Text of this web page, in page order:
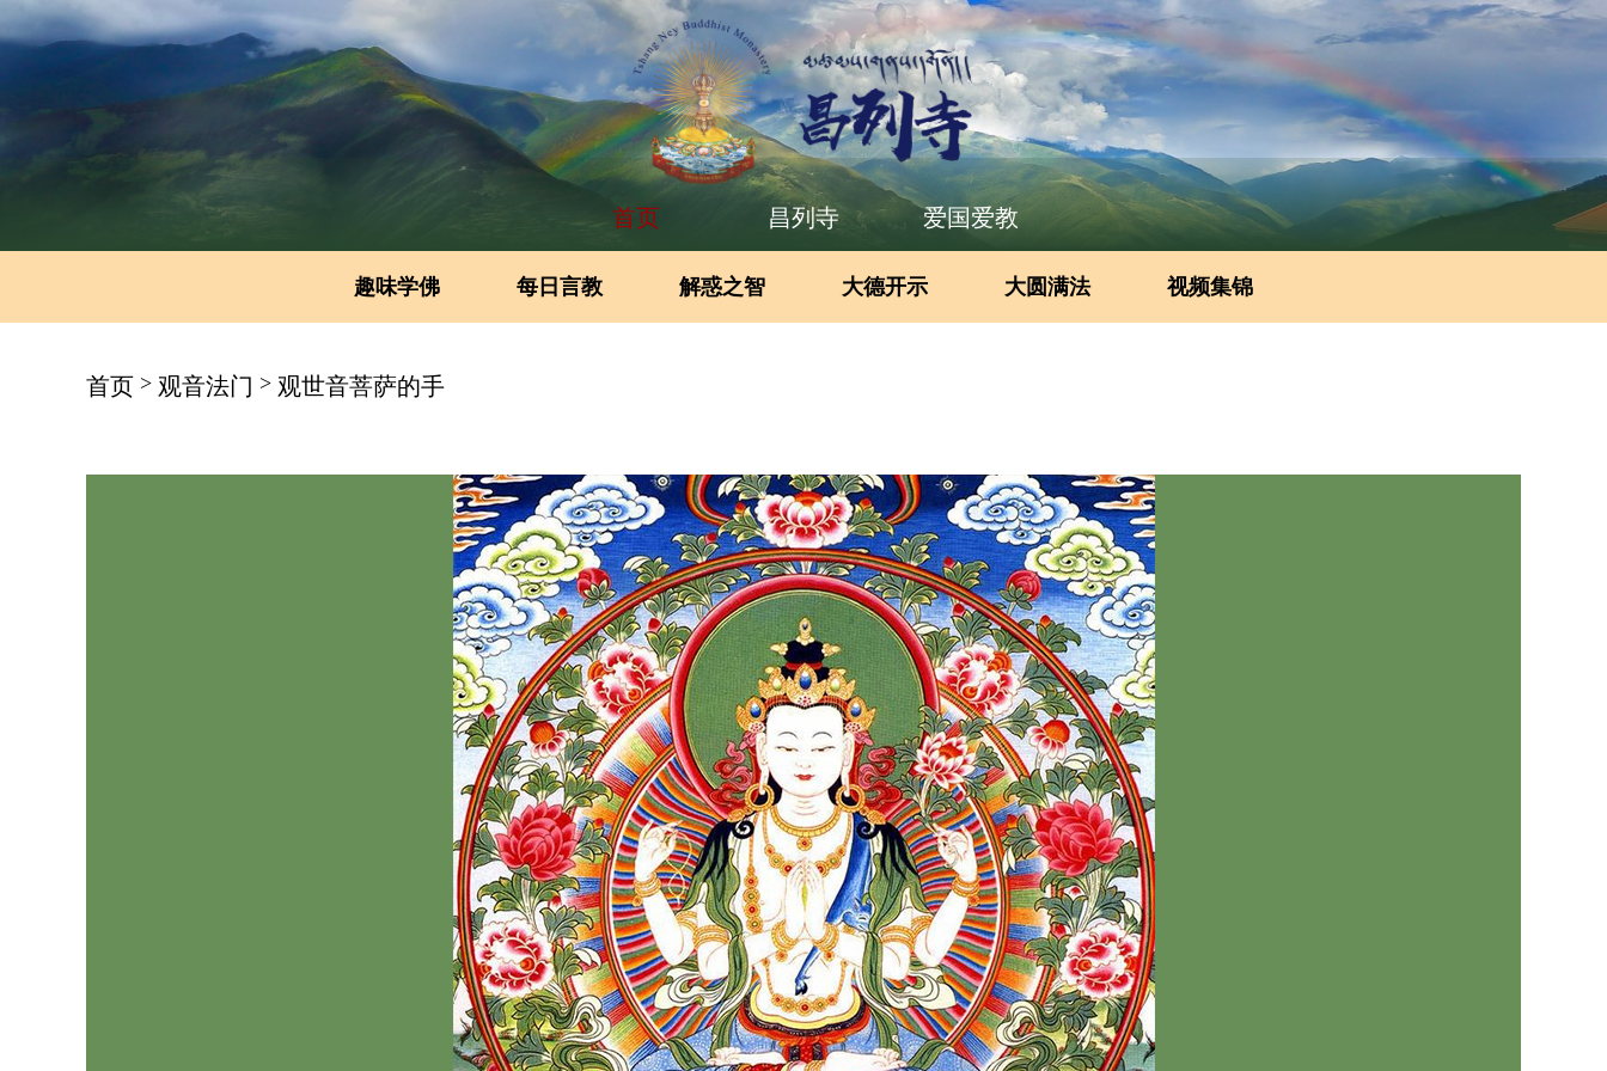
首页 昌列寺 爱国爱教
趣味学佛 每日言教 解惑之智 大德开示 大圆满法 视频集锦
首页 > 观音法门 > 观世音菩萨的手